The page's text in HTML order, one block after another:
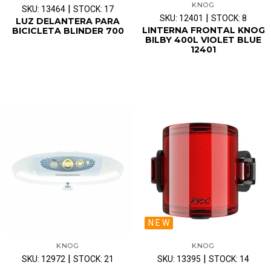
SKU: 13464 | STOCK: 17
LUZ DELANTERA PARA
BICICLETA BLINDER 700
KNOG
SKU: 12401 | STOCK: 8
LINTERNA FRONTAL KNOG
BILBY 400L VIOLET BLUE
12401
KNOG
SKU: 12972 | STOCK: 21
N E W
KNOG
SKU: 13395 | STOCK: 14